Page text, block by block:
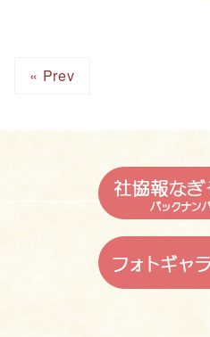
« Prev